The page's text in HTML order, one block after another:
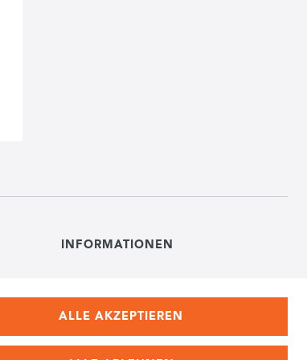
INFORMATIONEN
ALLE AKZEPTIEREN